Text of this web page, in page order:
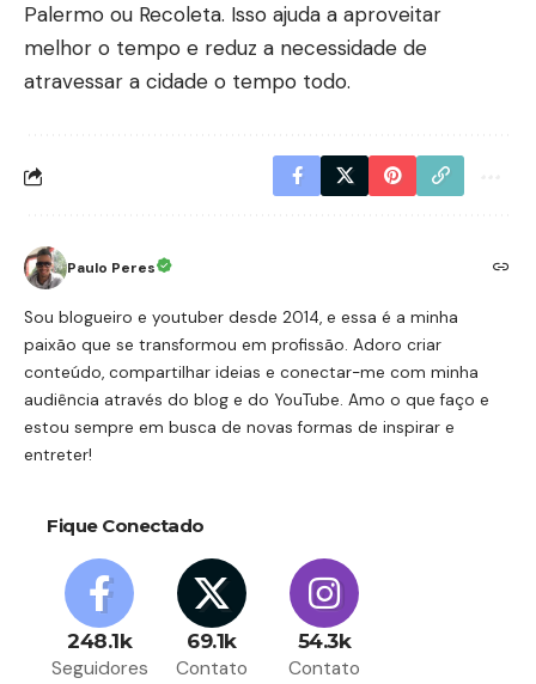
Palermo ou Recoleta. Isso ajuda a aproveitar
melhor o tempo e reduz a necessidade de
atravessar a cidade o tempo todo.
Paulo Peres
Sou blogueiro e youtuber desde 2014, e essa é a minha
paixão que se transformou em profissão. Adoro criar
conteúdo, compartilhar ideias e conectar-me com minha
audiência através do blog e do YouTube. Amo o que faço e
estou sempre em busca de novas formas de inspirar e
entreter!
Fique Conectado
248.1k
Seguidores
69.1k
Contato
54.3k
Contato